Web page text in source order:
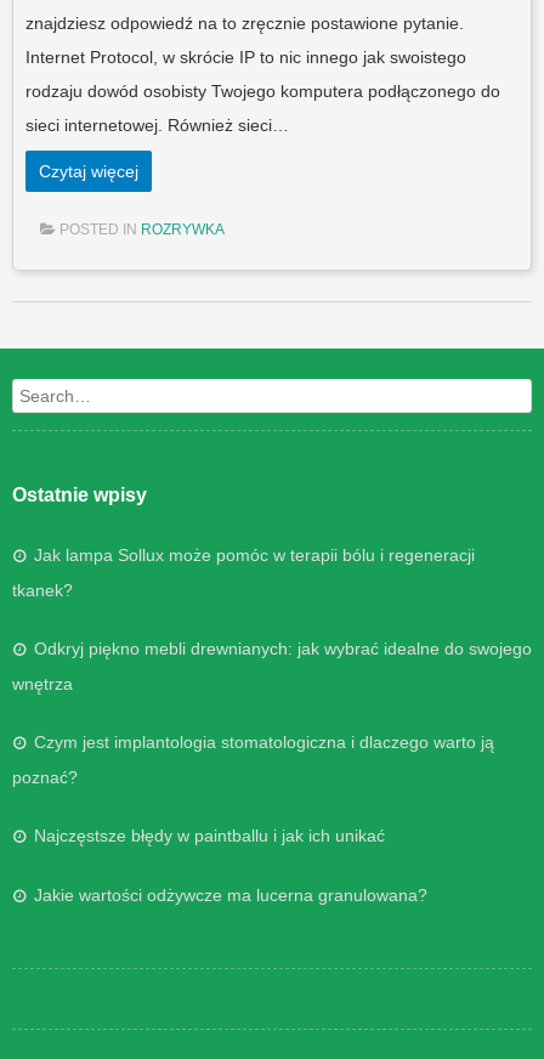
znajdziesz odpowiedź na to zręcznie postawione pytanie.
Internet Protocol, w skrócie IP to nic innego jak swoistego
rodzaju dowód osobisty Twojego komputera podłączonego do
sieci internetowej. Również sieci…
Czytaj więcej
POSTED IN ROZRYWKA
Post navigation
Search
Ostatnie wpisy
Jak lampa Sollux może pomóc w terapii bólu i regeneracji
tkanek?
Odkryj piękno mebli drewnianych: jak wybrać idealne do swojego
wnętrza
Czym jest implantologia stomatologiczna i dlaczego warto ją
poznać?
Najczęstsze błędy w paintballu i jak ich unikać
Jakie wartości odżywcze ma lucerna granulowana?